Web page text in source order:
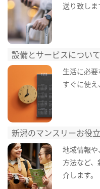
送り致しま
設備とサービスについて
生活に必
すぐに使え
新潟のマンスリーお役
地域情報
方法など
介します。